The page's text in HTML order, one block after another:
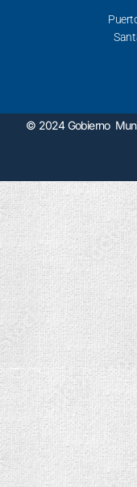
© 2024 Gobierno